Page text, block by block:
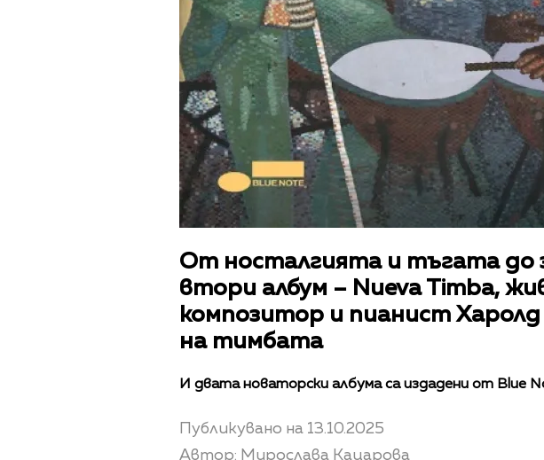
От носталгията и тъгата до
втори албум – Nueva Timba,
композитор и пианист
на тимбата
И двата новаторски албума са издадени от Blue
Публикувано на 13.10.2025
Автор: Мирослава Кацарова